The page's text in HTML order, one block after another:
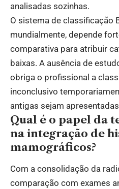
analisadas sozinhas.
O sistema de classificação
mundialmente, depende
comparativa para atribuir
baixas. A ausência de
obriga o profissional a
inconclusivo
antigas sejam
Qual é o papel da
na integração de
mamográficos?
Com a consolidação da
comparação com exames